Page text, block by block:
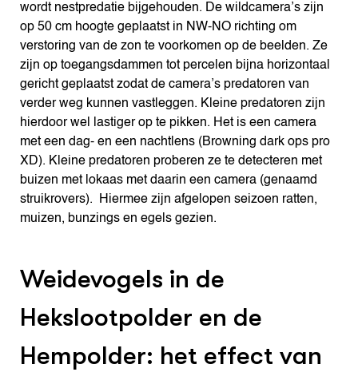
wordt nestpredatie bijgehouden. De wildcamera’s zijn
op 50 cm hoogte geplaatst in NW-NO richting om
verstoring van de zon te voorkomen op de beelden. Ze
zijn op toegangsdammen tot percelen bijna horizontaal
gericht geplaatst zodat de camera’s predatoren van
verder weg kunnen vastleggen. Kleine predatoren zijn
hierdoor wel lastiger op te pikken. Het is een camera
met een dag- en een nachtlens (Browning dark ops pro
XD). Kleine predatoren proberen ze te detecteren met
buizen met lokaas met daarin een camera (genaamd
struikrovers). Hiermee zijn afgelopen seizoen ratten,
muizen, bunzings en egels gezien.
Weidevogels in de
Hekslootpolder en de
Hempolder: het effect van